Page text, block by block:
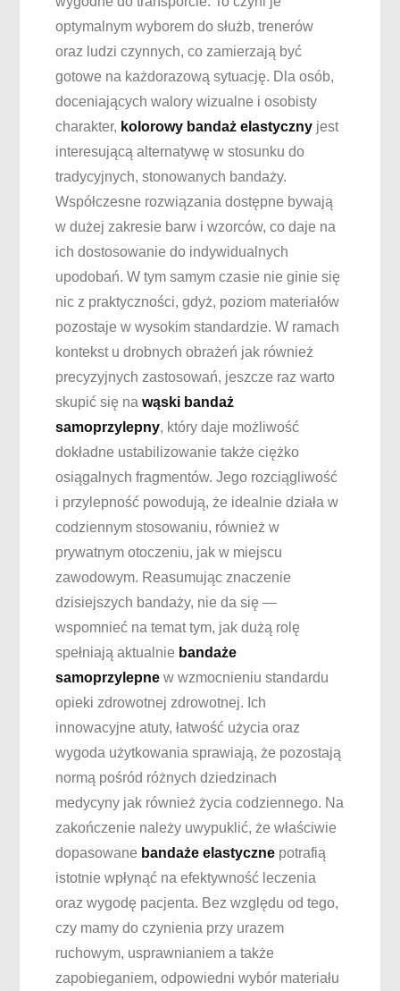
optymalnym wyborem do służb, trenerów
oraz ludzi czynnych, co zamierzają być
gotowe na każdorazową sytuację. Dla osób,
doceniających walory wizualne i osobisty
charakter, kolorowy bandaż elastyczny jest
interesującą alternatywę w stosunku do
tradycyjnych, stonowanych bandaży.
Współczesne rozwiązania dostępne bywają
w dużej zakresie barw i wzorców, co daje na
ich dostosowanie do indywidualnych
upodobań. W tym samym czasie nie ginie się
nic z praktyczności, gdyż, poziom materiałów
pozostaje w wysokim standardzie. W ramach
kontekst u drobnych obrażeń jak również
precyzyjnych zastosowań, jeszcze raz warto
skupić się nawąski bandaż
samoprzylepny, który daje możliwość
dokładne ustabilizowanie także ciężko
osiągalnych fragmentów. Jego rozciągliwość
i przylepność powodują, że idealnie działa w
codziennym stosowaniu, również w
prywatnym otoczeniu, jak w miejscu
zawodowym. Reasumując znaczenie
dzisiejszych bandaży, nie da się —
wspomnieć na temat tym, jak dużą rolę
spełniają aktualnie bandaże
samoprzylepne w wzmocnieniu standardu
opieki zdrowotnej zdrowotnej. Ich
innowacyjne atuty, łatwość użycia oraz
wygoda użytkowania sprawiają, że pozostają
normą pośród różnych dziedzinach
medycyny jak również życia codziennego. Na
zakończenie należy uwypuklić, że właściwie
dopasowane bandaże elastyczne potrafią
istotnie wpłynąć na efektywność leczenia
oraz wygodę pacjenta. Bez względu od tego,
czy mamy do czynienia przy urazem
ruchowym, usprawnianiem a także
zapobieganiem, odpowiedni wybór materiału